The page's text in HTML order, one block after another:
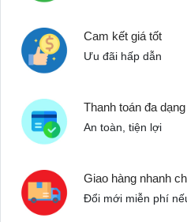
Cam kết giá tốt
Ưu đãi hấp dẫn
Thanh toán đa dạng
An toàn, tiện lợi
Giao hàng nhanh
Đổi mới miễn phí